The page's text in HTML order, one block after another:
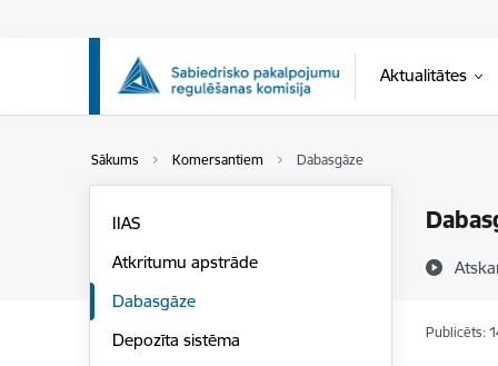
Aktualitātes
Sākums Komersantiem Dabasgāze
IIAS
Atkritumu apstrāde
Dabasgāze
Depozīta sistēma
Publicēts: